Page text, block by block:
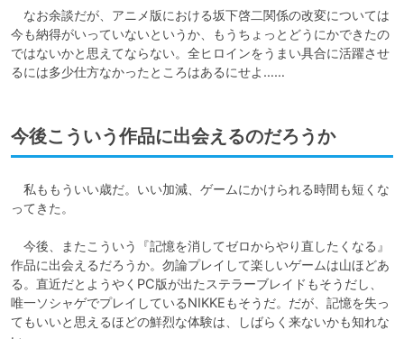
なお余談だが、アニメ版における坂下啓二関係の改変については
今も納得がいっていないというか、もうちょっとどうにかできたの
ではないかと思えてならない。全ヒロインをうまい具合に活躍させ
るには多少仕方なかったところはあるにせよ……
今後こういう作品に出会えるのだろうか
私ももういい歳だ。いい加減、ゲームにかけられる時間も短くな
ってきた。
今後、またこういう『記憶を消してゼロからやり直したくなる』
作品に出会えるだろうか。勿論プレイして楽しいゲームは山ほどあ
る。直近だとようやくPC版が出たステラーブレイドもそうだし、
唯一ソシャゲでプレイしているNIKKEもそうだ。だが、記憶を失っ
てもいいと思えるほどの鮮烈な体験は、しばらく来ないかも知れな